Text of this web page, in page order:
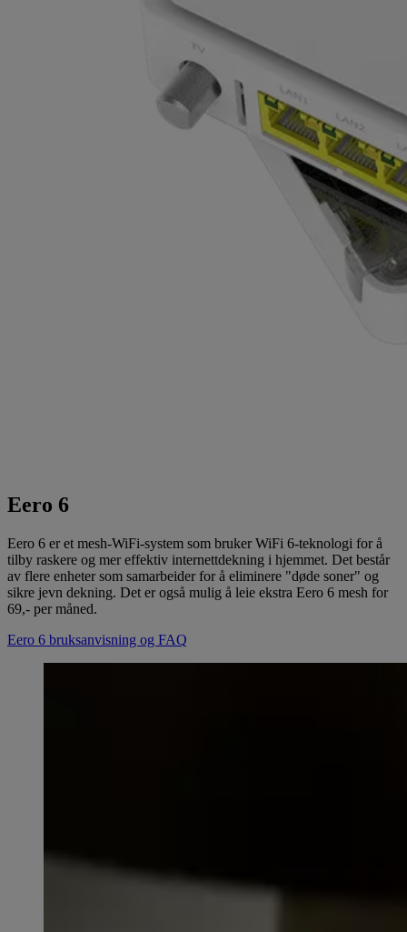
Eero 6
Eero 6 er et mesh-WiFi-system som bruker WiFi 6-teknologi for å
tilby raskere og mer effektiv internettdekning i hjemmet. Det består
av flere enheter som samarbeider for å eliminere "døde soner" og
sikre jevn dekning. Det er også mulig å leie ekstra Eero 6 mesh for
69,- per måned.
Eero 6 bruksanvisning og FAQ